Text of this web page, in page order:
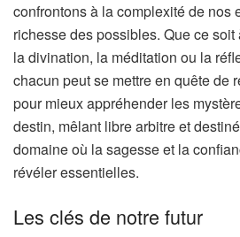
confrontons à la complexité de nos
richesse des possibles. Que ce
la divination, la méditation ou la
chacun peut se mettre en quête de
pour mieux appréhender les
destin, mêlant libre arbitre et
domaine où la sagesse et la
révéler essentielles.
Les clés de notre futur